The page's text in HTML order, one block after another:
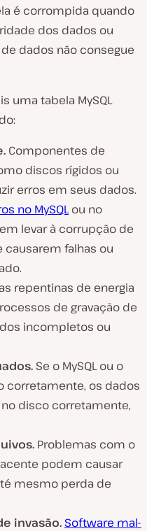
é corrompida quando
dos dados ou
dados não consegue
uma tabela MySQL
Componentes de
discos rígidos ou
erros em seus dados.
no MySQLou no
levar à corrupção de
falhas ou
repentinas de energia
de gravação de
incompletos ou
Se o MySQL ou o
corretamente, os dados
disco corretamente,
Problemas com o
podem causar
mesmo perda de
invasão. Software mal-